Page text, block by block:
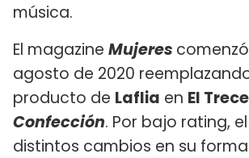
música.
El magazine Mujeres
agosto de 2020
producto de Laflia en El Trece
Confección. Por bajo rating,
distintos cambios en su